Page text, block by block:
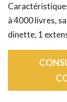
à 4000 livres,
dinette, 1